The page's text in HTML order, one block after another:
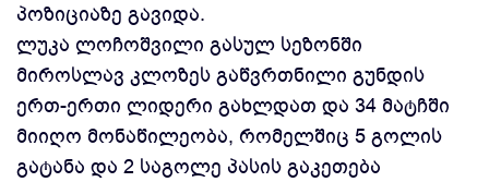
პოზიციაზე გავიდა.
ლუკა ლოჩოშვილი გასულ სეზონში
მიროსლავ კლოზეს გაწვრთნილი გუნდის
ერთ-ერთი ლიდერი გახლდათ და 34 მატჩში
მიიღო მონაწილეობა, რომელშიც 5 გოლის
გატანა და 2 საგოლე პასის გაკეთება